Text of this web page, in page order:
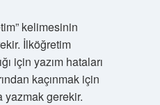
kelimesinin
İlköğretim
için yazım hataları
kaçınmak için
gerekir.